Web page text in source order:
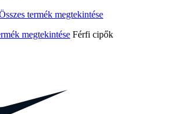
megtekintése Férfi cipők